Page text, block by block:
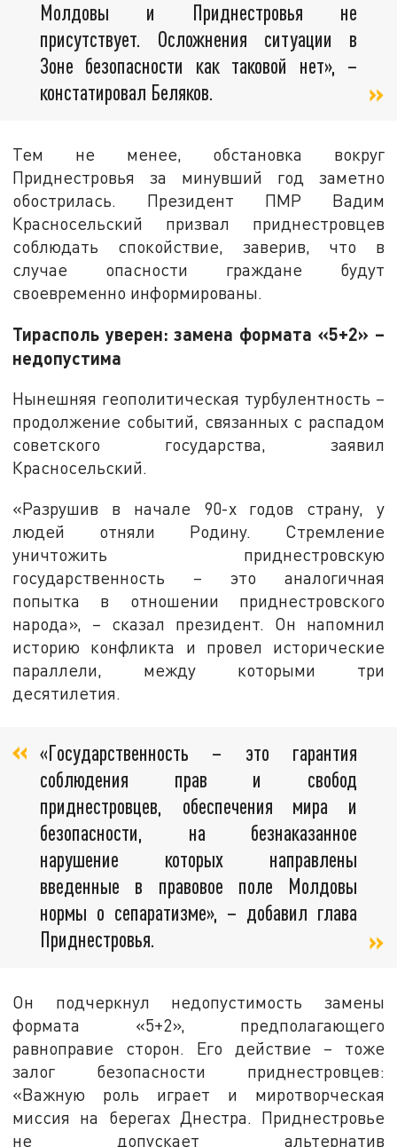
Молдовы и Приднестровья не
присутствует. Осложнения ситуации в
Зоне безопасности как таковой нет», –
констатировал Беляков.
Тем не менее, обстановка вокруг
Приднестровья за минувший год заметно
обострилась. Президент ПМР Вадим
Красносельский призвал приднестровцев
соблюдать спокойствие, заверив, что в
случае опасности граждане будут
своевременно информированы.
Тирасполь уверен: замена формата «5+2» –
недопустима
Нынешняя геополитическая турбулентность –
продолжение событий, связанных с распадом
советского государства, заявил
Красносельский.
«Разрушив в начале 90-х годов страну, у
людей отняли Родину. Стремление
уничтожить приднестровскую
государственность – это аналогичная
попытка в отношении приднестровского
народа», – сказал президент. Он напомнил
историю конфликта и провел исторические
параллели, между которыми три
десятилетия.
«Государственность – это гарантия
соблюдения прав и свобод
приднестровцев, обеспечения мира и
безопасности, на безнаказанное
нарушение которых направлены
введенные в правовое поле Молдовы
нормы о сепаратизме», – добавил глава
Приднестровья.
Он подчеркнул недопустимость замены
формата «5+2», предполагающего
равноправие сторон. Его действие – тоже
залог безопасности приднестровцев:
«Важную роль играет и миротворческая
миссия на берегах Днестра. Приднестровье
не допускает альтернатив